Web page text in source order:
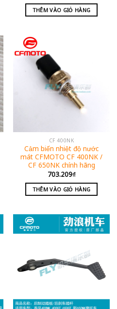
THÊM VÀO GIỎ HÀNG
CF 400NK
Cảm biến nhiệt độ nước
mát CFMOTO CF 400NK /
CF 650NK chính hãng
703.209₫
THÊM VÀO GIỎ HÀNG